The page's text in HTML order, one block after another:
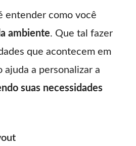
entender como você
ambiente. Que tal fazer
que acontecem em
ajuda a personalizar a
suas necessidades